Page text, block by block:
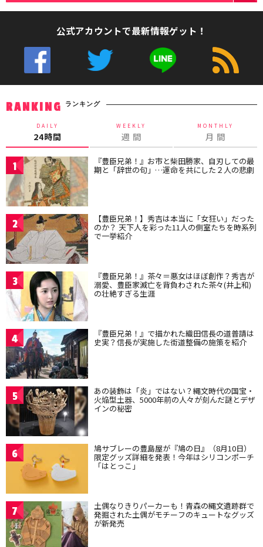
公式アカウントで最新情報ゲット！
RANKING ランキング
DAILY
24時間
WEEKLY
週 間
MONTHLY
月 間
1 『豊臣兄弟！』お市と柴田勝家、自刃しての最
期と「辞世の句」…運命を共にした２人の悲劇
2 【豊臣兄弟！】秀吉は本当に「女狂い」だった
のか？ 天下人を彩った11人の側室たちを時系列
で一挙紹介
3 『豊臣兄弟！』茶々＝悪女はほぼ創作？秀吉が
溺愛、豊臣家滅亡を背負わされた茶々(井上和)
の壮絶すぎる生涯
4 『豊臣兄弟！』で描かれた織田信長の道普請は
史実？信長が実施した街道整備の施策を紹介
5 あの装飾は「炎」ではない？縄文時代の国宝・
火焔型土器、5000年前の人々が刻んだ謎とデザ
インの秘密
6 鳩サブレーの豊島屋が『鳩の日』（8月10日）
限定グッズ詳細を発表！今年はシリコンポーチ
「はとっこ」
7 土偶なりきりパーカーも！青森の縄文遺跡群で
発掘された土偶がモチーフのキュートなグッズ
が新発売